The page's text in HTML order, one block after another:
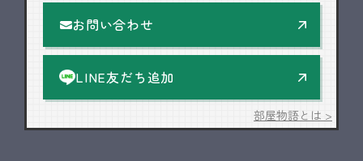
お問い合わせ
LINE友だち追加
部屋物語とは >